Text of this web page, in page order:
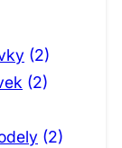
(2)
(2)
(2)